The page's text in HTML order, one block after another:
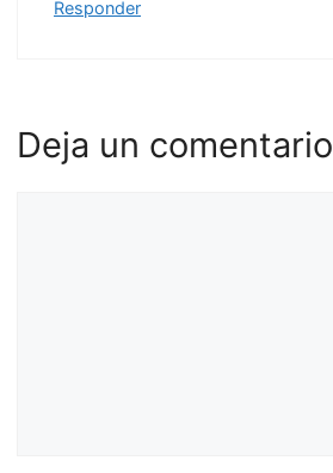
Responder
Deja un comentario